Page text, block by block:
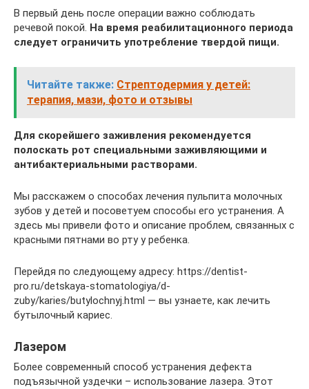
В первый день после операции важно соблюдать
речевой покой. На время реабилитационного периода
следует ограничить употребление твердой пищи.
Читайте также: Cтрептодермия у детей:
терапия, мази, фото и отзывы
Для скорейшего заживления рекомендуется
полоскать рот специальными заживляющими и
антибактериальными растворами.
Мы расскажем о способах лечения пульпита молочных
зубов у детей и посоветуем способы его устранения. А
здесь мы привели фото и описание проблем, связанных с
красными пятнами во рту у ребенка.
Перейдя по следующему адресу: https://dentist-
pro.ru/detskaya-stomatologiya/d-
zuby/karies/butylochnyj.html — вы узнаете, как лечить
бутылочный кариес.
Лазером
Более современный способ устранения дефекта
подъязычной уздечки – использование лазера. Этот